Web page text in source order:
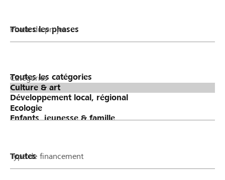
Phase du projet
Catégories
Type de financement